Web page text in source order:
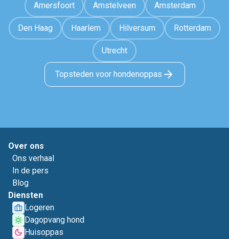
Amersfoort Amstelveen Amsterdam
Den Haag Haarlem Hilversum Rotterdam
Utrecht
Topsteden voor hondenoppas
Over ons
Ons verhaal
In de pers
Blog
Diensten
Logeren
Dagopvang hond
Huisoppas